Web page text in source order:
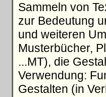
Sammeln von
zur Bedeutung
und weiteren
Musterbücher,
...MT), die
Verwendung:
Gestalten (in